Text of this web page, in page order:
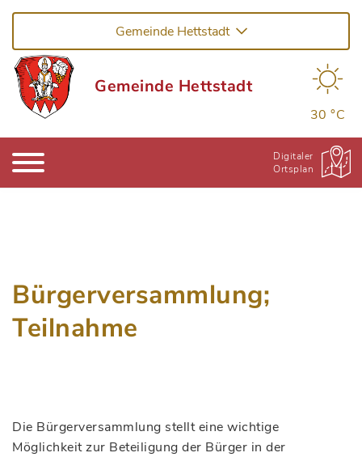
Gemeinde Hettstadt
Gemeinde Hettstadt
30 °C
Digitaler
Ortsplan
Bürgerversammlung;
Teilnahme
Die Bürgerversammlung stellt eine wichtige
Möglichkeit zur Beteiligung der Bürger in der